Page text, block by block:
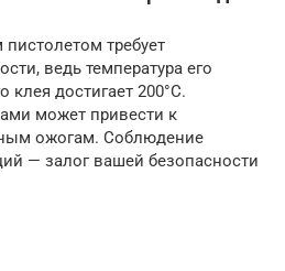
требует
ведь температура его
достигает 200°C.
может привести к
ожогам. Соблюдение
— залог вашей безопасности